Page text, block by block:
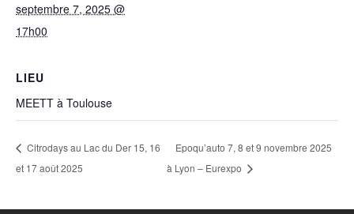
septembre 7, 2025 @
17h00
LIEU
MEETT à Toulouse
Citrodays au Lac du Der 15, 16
et 17 août 2025
Epoqu’auto 7, 8 et 9 novembre 2025
à Lyon – Eurexpo